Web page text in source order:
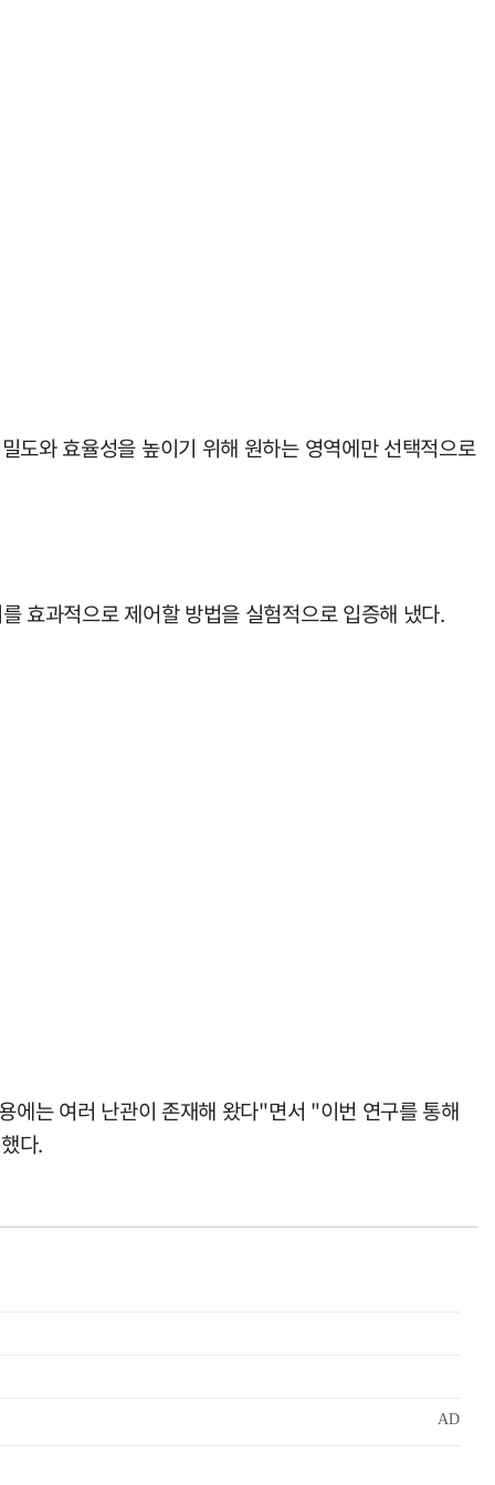
도와 효율성을 높이기 위해 원하는 영역에만 선택적으로
효과적으로 제어할 방법을 실험적으로 입증해 냈다.
에는 여러 난관이 존재해 왔다"면서 "이번 연구를 통해
다.